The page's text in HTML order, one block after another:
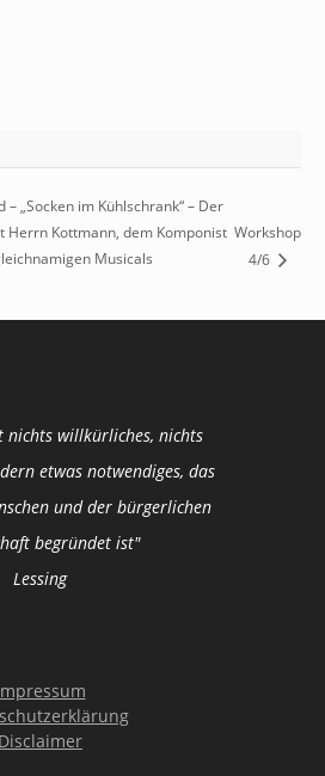
„Socken im Kühlschrank“ – Der
Herrn Kottmann, dem Komponist
Musicals
Workshop
4/6
nichts willkürliches, nichts
etwas notwendiges, das
und der bürgerlichen
begründet ist"
Lessing
Disclaimer